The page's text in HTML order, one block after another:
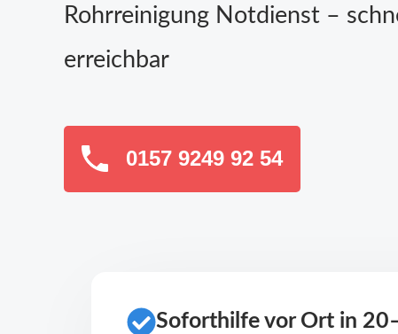
Rohrreinigung Notdienst –
erreichbar
0157 9249 92 54
Soforthilfe vor Ort in